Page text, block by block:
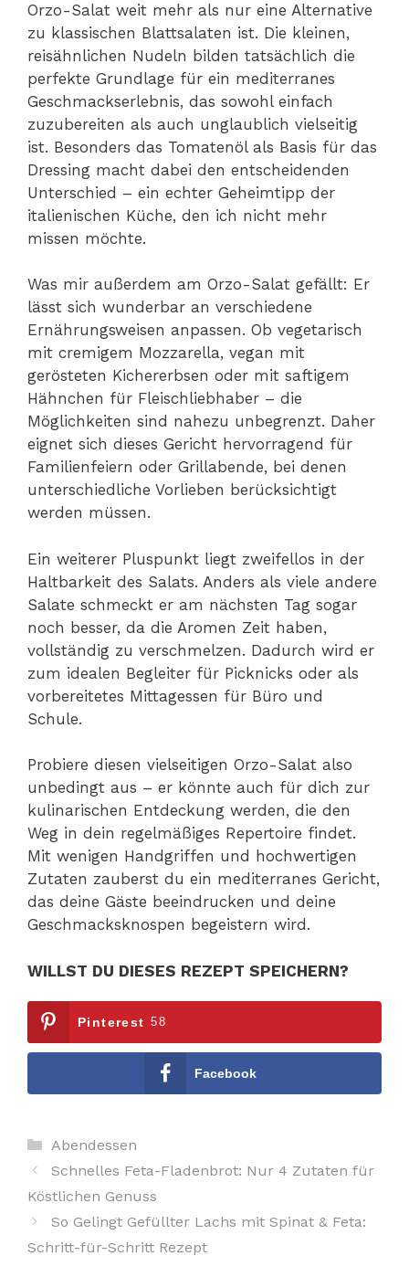
Orzo-Salat weit mehr als nur eine Alternative
zu klassischen Blattsalaten ist. Die kleinen,
reisähnlichen Nudeln bilden tatsächlich die
perfekte Grundlage für ein mediterranes
Geschmackserlebnis, das sowohl einfach
zuzubereiten als auch unglaublich vielseitig
ist. Besonders das Tomatenöl als Basis für das
Dressing macht dabei den entscheidenden
Unterschied – ein echter Geheimtipp der
italienischen Küche, den ich nicht mehr
missen möchte.
Was mir außerdem am Orzo-Salat gefällt: Er
lässt sich wunderbar an verschiedene
Ernährungsweisen anpassen. Ob vegetarisch
mit cremigem Mozzarella, vegan mit
gerösteten Kichererbsen oder mit saftigem
Hähnchen für Fleischliebhaber – die
Möglichkeiten sind nahezu unbegrenzt. Daher
eignet sich dieses Gericht hervorragend für
Familienfeiern oder Grillabende, bei denen
unterschiedliche Vorlieben berücksichtigt
werden müssen.
Ein weiterer Pluspunkt liegt zweifellos in der
Haltbarkeit des Salats. Anders als viele andere
Salate schmeckt er am nächsten Tag sogar
noch besser, da die Aromen Zeit haben,
vollständig zu verschmelzen. Dadurch wird er
zum idealen Begleiter für Picknicks oder als
vorbereitetes Mittagessen für Büro und
Schule.
Probiere diesen vielseitigen Orzo-Salat also
unbedingt aus – er könnte auch für dich zur
kulinarischen Entdeckung werden, die den
Weg in dein regelmäßiges Repertoire findet.
Mit wenigen Handgriffen und hochwertigen
Zutaten zauberst du ein mediterranes Gericht,
das deine Gäste beeindrucken und deine
Geschmacksknospen begeistern wird.
WILLST DU DIESES REZEPT SPEICHERN?
Pinterest 58
Facebook
Kategorien
Abendessen
Schnelles Feta-Fladenbrot: Nur 4 Zutaten für
Köstlichen Genuss
So Gelingt Gefüllter Lachs mit Spinat & Feta:
Schritt-für-Schritt Rezept